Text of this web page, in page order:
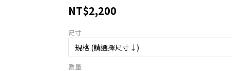
NT$2,200
尺寸
數量